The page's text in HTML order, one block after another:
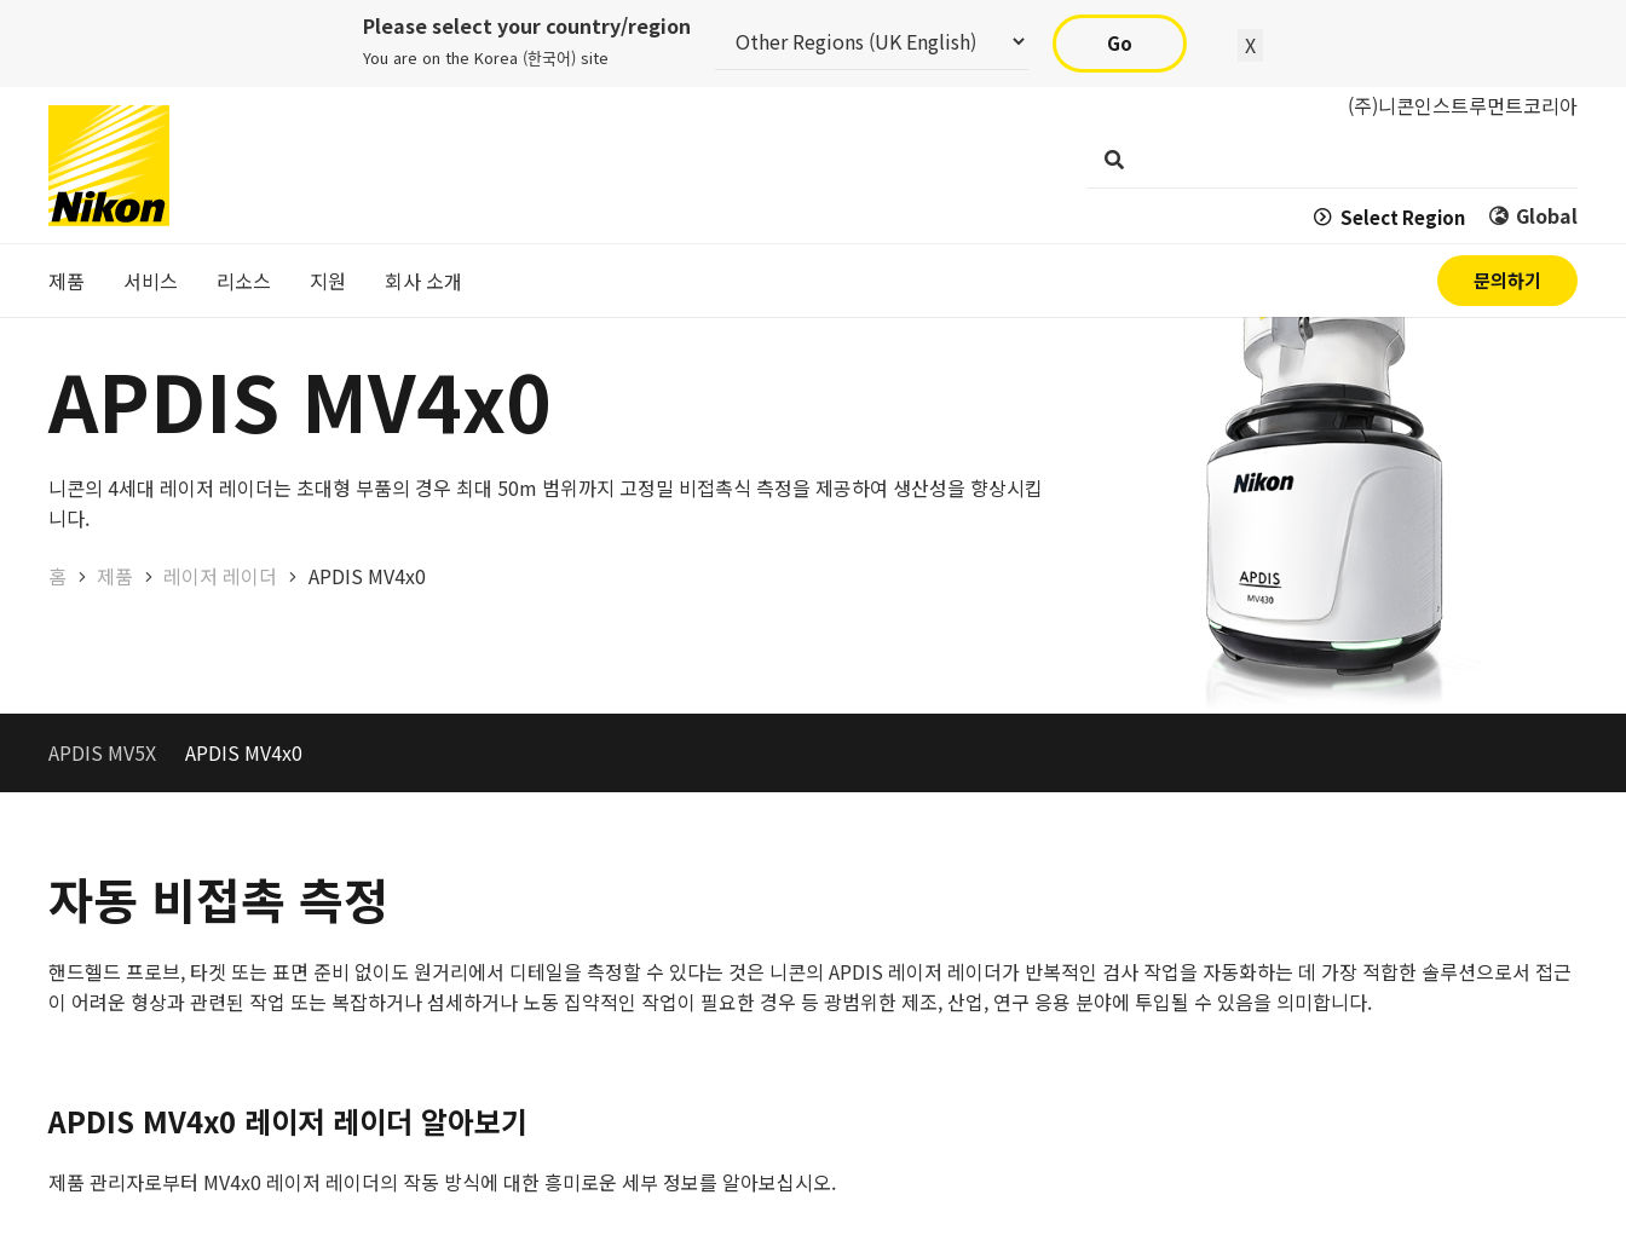
Please select your country/region
You are on the Korea (한국어) site
Go X
(주)니콘인스트루먼트코리아
Select Region Global
제품 서비스 리소스 지원 회사 소개 문의하기
APDIS MV4x0
니콘의 4세대 레이저 레이더는 초대형 부품의 경우 최대 50m 범위까지 고정밀 비접촉식 측정을 제공하여 생산성을 향상시킵
니다.
홈
제품 레이저 레이더 APDIS MV4x0
APDIS MV5X APDIS MV4x0
자동 비접촉 측정
핸드헬드 프로브, 타겟 또는 표면 준비 없이도 원거리에서 디테일을 측정할 수 있다는 것은 니콘의 APDIS 레이저 레이더가 반복적인 검사 작업을 자동화하는 데 가장 적합한 솔루션으로서 접근
이 어려운 형상과 관련된 작업 또는 복잡하거나 섬세하거나 노동 집약적인 작업이 필요한 경우 등 광범위한 제조, 산업, 연구 응용 분야에 투입될 수 있음을 의미합니다.
APDIS MV4x0 레이저 레이더 알아보기
제품 관리자로부터 MV4x0 레이저 레이더의 작동 방식에 대한 흥미로운 세부 정보를 알아보십시오.